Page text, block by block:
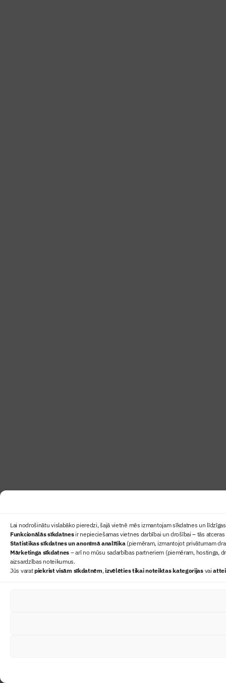
Lai nodrošinātu vislabāko pieredzi, šajā vietnē mēs izmantojam sīkdatnes un
Funkcionālās sīkdatnesir nepieciešamas vietnes darbībai un drošībai – tās
Statistikas sīkdatnes un anonīmā analītika(piemēram, izmantojot privātumam
Mārketinga sīkdatnes – arī no mūsu sadarbības partneriem (piemēram, hostinga,
aizsardzības noteikumus.
Jūs varatpiekrist visām sīkdatnēm,izvēlēties tikai noteiktas kategorijasvai